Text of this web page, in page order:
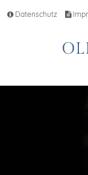
Datenschutz